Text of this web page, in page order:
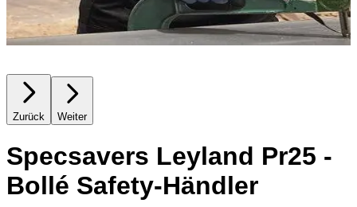
Zurück Weiter
Specsavers Leyland Pr25 -
Bollé Safety-Händler